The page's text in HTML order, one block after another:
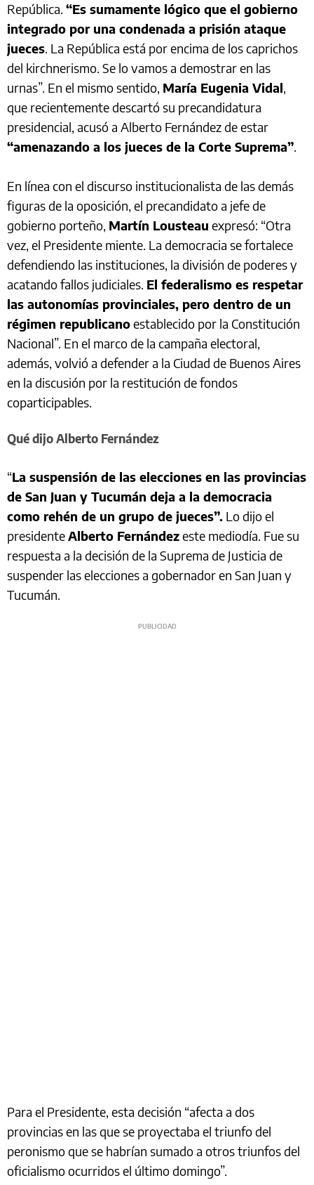
República. “Es sumamente lógico que el gobierno
integrado por una condenada a prisión ataque
jueces. La República está por encima de los caprichos
del kirchnerismo. Se lo vamos a demostrar en las
urnas”. En el mismo sentido, María Eugenia Vidal,
que recientemente descartó su precandidatura
presidencial, acusó a Alberto Fernández de estar
“amenazando a los jueces de la Corte Suprema”.
En línea con el discurso institucionalista de las demás
figuras de la oposición, el precandidato a jefe de
gobierno porteño, Martín Lousteau expresó: “Otra
vez, el Presidente miente. La democracia se fortalece
defendiendo las instituciones, la división de poderes y
acatando fallos judiciales. El federalismo es respetar
las autonomías provinciales, pero dentro de un
régimen republicanoestablecido por la Constitución
Nacional”. En el marco de la campaña electoral,
además, volvió a defender a la Ciudad de Buenos Aires
en la discusión por la restitución de fondos
coparticipables.
Qué dijo Alberto Fernández
“La suspensión de las elecciones en las provincias
de San Juan y Tucumán deja a la democracia
como rehén de un grupo de jueces”. Lo dijo el
presidenteAlberto Fernándezeste mediodía. Fue su
respuesta a la decisión de la Suprema de Justicia de
suspender las elecciones a gobernador en San Juan y
Tucumán.
Para el Presidente, esta decisión “afecta a dos
provincias en las que se proyectaba el triunfo del
peronismo que se habrían sumado a otros triunfos del
oficialismo ocurridos el último domingo”.